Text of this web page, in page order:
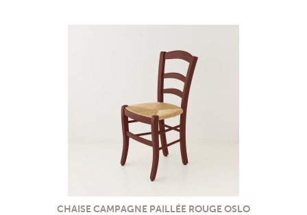
CHAISE CAMPAGNE PAILLÉE ROUGE OSLO